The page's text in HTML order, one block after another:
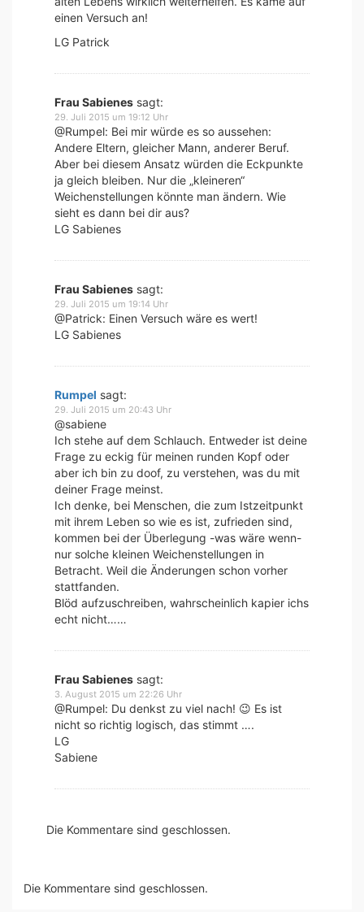
einen Versuch an!
LG Patrick
Frau Sabienes sagt:
29. Juli 2015 um 19:12 Uhr
@Rumpel: Bei mir würde es so aussehen:
Andere Eltern, gleicher Mann, anderer Beruf.
Aber bei diesem Ansatz würden die Eckpunkte
ja gleich bleiben. Nur die „kleineren“
Weichenstellungen könnte man ändern. Wie
sieht es dann bei dir aus?
LG Sabienes
Frau Sabienes sagt:
29. Juli 2015 um 19:14 Uhr
@Patrick: Einen Versuch wäre es wert!
LG Sabienes
Rumpel sagt:
29. Juli 2015 um 20:43 Uhr
@sabiene
Ich stehe auf dem Schlauch. Entweder ist deine
Frage zu eckig für meinen runden Kopf oder
aber ich bin zu doof, zu verstehen, was du mit
deiner Frage meinst.
Ich denke, bei Menschen, die zum Istzeitpunkt
mit ihrem Leben so wie es ist, zufrieden sind,
kommen bei der Überlegung -was wäre wenn-
nur solche kleinen Weichenstellungen in
Betracht. Weil die Änderungen schon vorher
stattfanden.
Blöd aufzuschreiben, wahrscheinlich kapier ichs
echt nicht……
Frau Sabienes sagt:
3. August 2015 um 22:26 Uhr
@Rumpel: Du denkst zu viel nach! 😉 Es ist
nicht so richtig logisch, das stimmt ….
LG
Sabiene
Die Kommentare sind geschlossen.
Die Kommentare sind geschlossen.